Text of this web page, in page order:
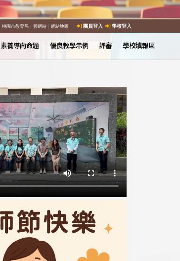
桃園市教育局｜ 舊網站｜ 網站地圖 團員登入 學校登入
素養導向命題 優良教學示例 評審 學校填報區